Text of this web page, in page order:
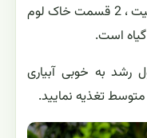
و غنی شامل مخلوط خاک 2 قسمت پیت ، 2 قسمت خاک لوم
است.
رشد به خوبی آبیاری
متوسط تغذیه نمایید.